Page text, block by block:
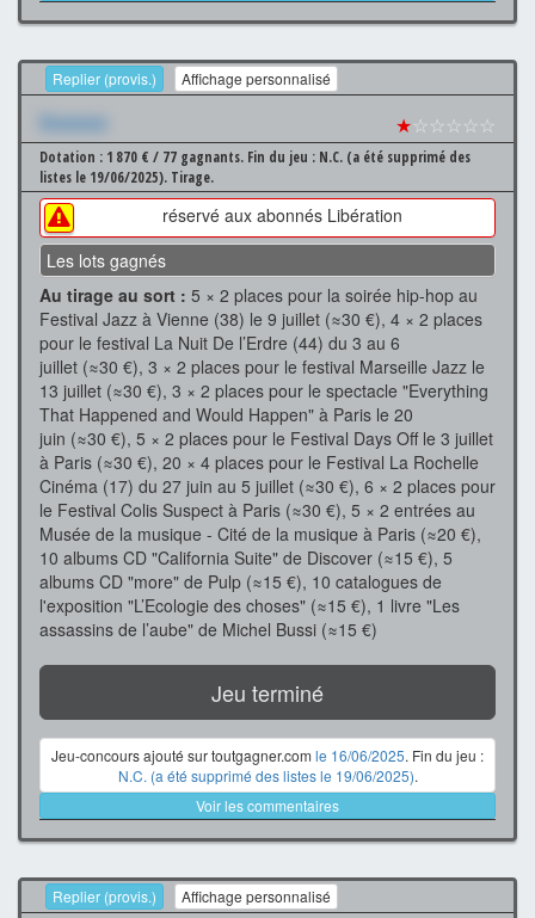
Replier (provis.) Affichage personnalisé
Xxxxxxx ★☆☆☆☆☆
Dotation : 1 870 € / 77 gagnants. Fin du jeu : N.C. (a été supprimé des
listes le 19/06/2025). Tirage.
réservé aux abonnés Libération
Les lots gagnés
Au tirage au sort : 5 × 2 places pour la soirée hip-hop au
Festival Jazz à Vienne (38) le 9 juillet (≈30 €), 4 × 2 places
pour le festival La Nuit De l’Erdre (44) du 3 au 6
juillet (≈30 €), 3 × 2 places pour le festival Marseille Jazz le
13 juillet (≈30 €), 3 × 2 places pour le spectacle "Everything
That Happened and Would Happen" à Paris le 20
juin (≈30 €), 5 × 2 places pour le Festival Days Off le 3 juillet
à Paris (≈30 €), 20 × 4 places pour le Festival La Rochelle
Cinéma (17) du 27 juin au 5 juillet (≈30 €), 6 × 2 places pour
le Festival Colis Suspect à Paris (≈30 €), 5 × 2 entrées au
Musée de la musique - Cité de la musique à Paris (≈20 €),
10 albums CD "California Suite" de Discover (≈15 €), 5
albums CD "more" de Pulp (≈15 €), 10 catalogues de
l'exposition "L’Ecologie des choses" (≈15 €), 1 livre "Les
assassins de l’aube" de Michel Bussi (≈15 €)
Jeu terminé
Jeu-concours ajouté sur toutgagner.com le 16/06/2025. Fin du jeu :
N.C. (a été supprimé des listes le 19/06/2025).
Voir les commentaires
Replier (provis.) Affichage personnalisé